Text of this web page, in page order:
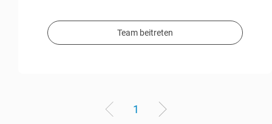
Team beitreten
1